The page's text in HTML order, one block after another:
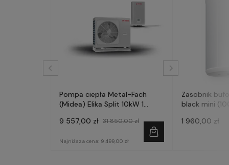
Pompa ciepła Metal-Fach
(Midea) Elika Split 10kW 1
9 557,00 zł 31 850,00 zł
Najniższa cena: 9 499,00 zł
Zasobnik
black mini
1 960,00 zł